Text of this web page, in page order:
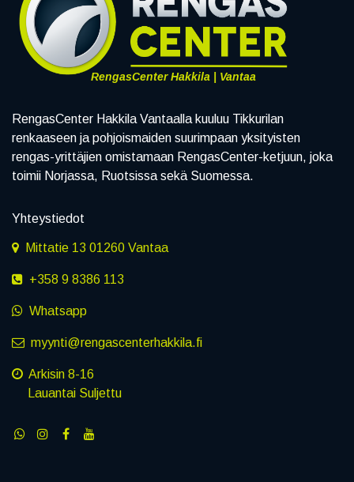
RengasCenter Hakkila | Vantaa
RengasCenter Hakkila Vantaalla kuuluu Tikkurilan
renkaaseen ja pohjoismaiden suurimpaan yksityisten
rengas-yrittäjien omistamaan RengasCenter-ketjuun, joka
toimii Norjassa, Ruotsissa sekä Suomessa.
Yhteystiedot
Mittatie 13 01260 Vantaa
+358 9 8386 113
Whatsapp
myynti@rengascenterhakkila.fi
Arkisin 8-16
Lauantai Suljettu